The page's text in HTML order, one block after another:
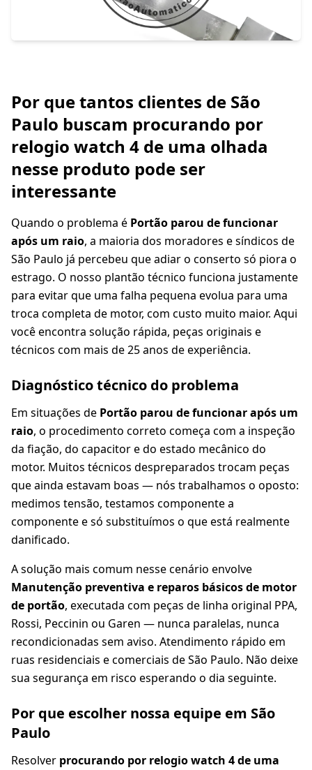
Por que tantos clientes de São
Paulo buscam procurando por
relogio watch 4 de uma olhada
nesse produto pode ser
interessante
Quando o problema é Portão parou de funcionar
após um raio, a maioria dos moradores e síndicos de
São Paulo já percebeu que adiar o conserto só piora o
estrago. O nosso plantão técnico funciona justamente
para evitar que uma falha pequena evolua para uma
troca completa de motor, com custo muito maior. Aqui
você encontra solução rápida, peças originais e
técnicos com mais de 25 anos de experiência.
Diagnóstico técnico do problema
Em situações de Portão parou de funcionar após um
raio, o procedimento correto começa com a inspeção
da fiação, do capacitor e do estado mecânico do
motor. Muitos técnicos despreparados trocam peças
que ainda estavam boas — nós trabalhamos o oposto:
medimos tensão, testamos componente a
componente e só substituímos o que está realmente
danificado.
A solução mais comum nesse cenário envolve
Manutenção preventiva e reparos básicos de motor
de portão, executada com peças de linha original PPA,
Rossi, Peccinin ou Garen — nunca paralelas, nunca
recondicionadas sem aviso. Atendimento rápido em
ruas residenciais e comerciais de São Paulo. Não deixe
sua segurança em risco esperando o dia seguinte.
Por que escolher nossa equipe em São
Paulo
Resolver procurando por relogio watch 4 de uma